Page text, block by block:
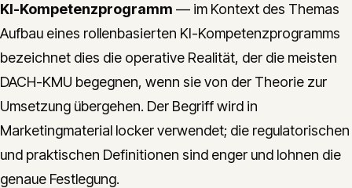
KI-Kompetenzprogramm — im Kontext des Themas
Aufbau eines rollenbasierten KI-Kompetenzprogramms
bezeichnet dies die operative Realität, der die meisten
DACH-KMU begegnen, wenn sie von der Theorie zur
Umsetzung übergehen. Der Begriff wird in
Marketingmaterial locker verwendet; die regulatorischen
und praktischen Definitionen sind enger und lohnen die
genaue Festlegung.